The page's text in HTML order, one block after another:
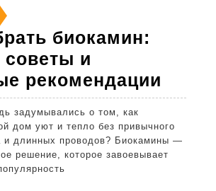
биокамин:
и
рекомендации
дом уют и тепло без привычного
и длинных проводов? Биокамины —
решение, которое завоевывает